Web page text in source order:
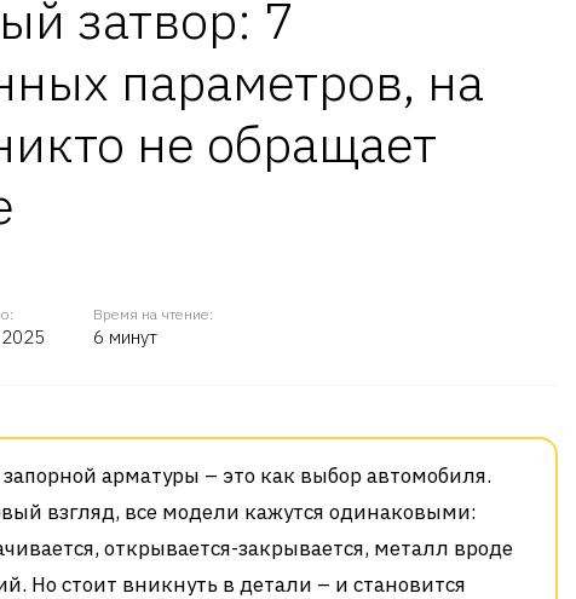
затвор: 7
параметров, на
не обращает
Время на чтение:
6 минут
арматуры – это как выбор автомобиля.
взгляд, все модели кажутся одинаковыми:
открывается-закрывается, металл вроде
Но стоит вникнуть в детали – и становится